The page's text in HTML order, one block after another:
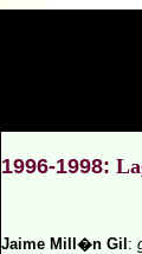
1996-1998:
Jaime Mill�n Gil :